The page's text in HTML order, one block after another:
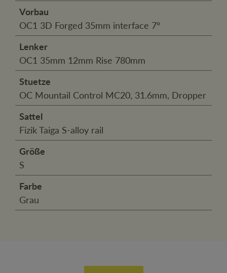
Vorbau
OC1 3D Forged 35mm interface 7º
Lenker
OC1 35mm 12mm Rise 780mm
Stuetze
OC Mountail Control MC20, 31.6mm, Dropper
Sattel
Fizik Taiga S-alloy rail
Größe
S
Farbe
Grau